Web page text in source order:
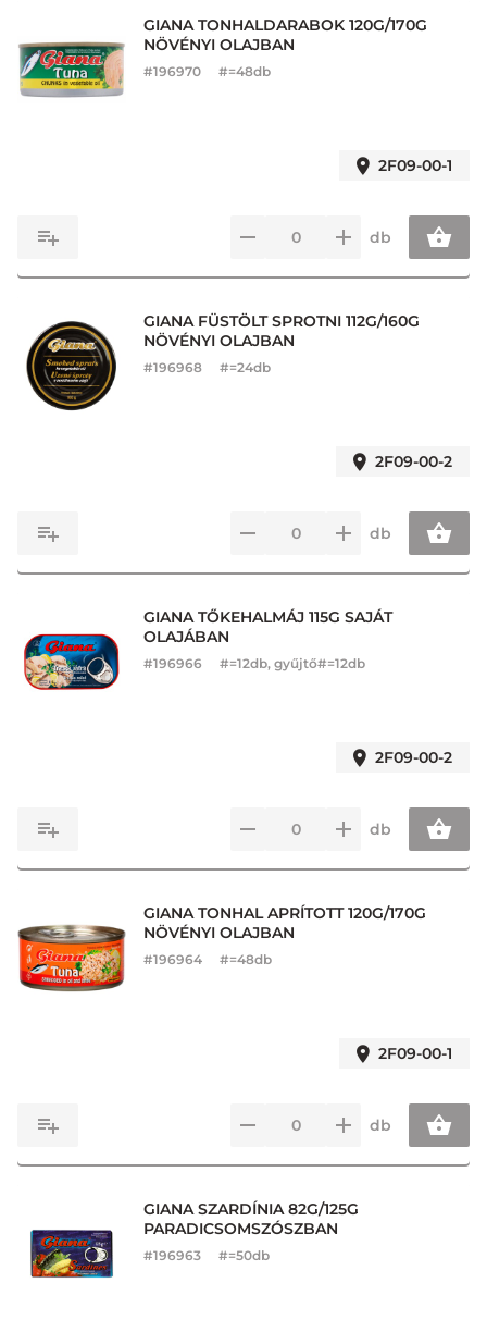
GIANA TONHALDARABOK 120G/170G
NÖVÉNYI OLAJBAN
#196970 #=48db
2F09-00-1
db
GIANA FÜSTÖLT SPROTNI 112G/160G
NÖVÉNYI OLAJBAN
#196968 #=24db
2F09-00-2
db
GIANA TŐKEHALMÁJ 115G SAJÁT
OLAJÁBAN
#196966 #=12db, gyűjtő#=12db
2F09-00-2
db
GIANA TONHAL APRÍTOTT 120G/170G
NÖVÉNYI OLAJBAN
#196964 #=48db
2F09-00-1
db
GIANA SZARDÍNIA 82G/125G
PARADICSOMSZÓSZBAN
#196963 #=50db